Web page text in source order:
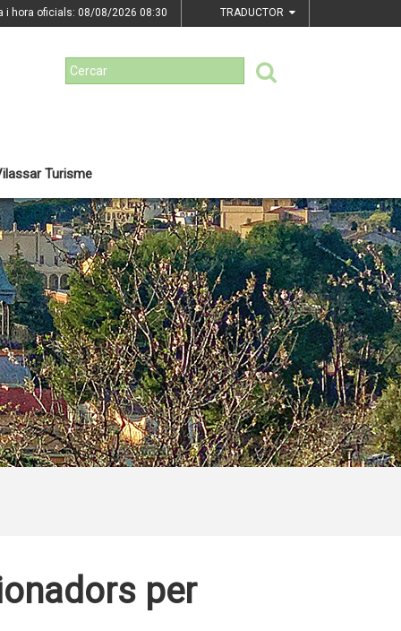
i hora oficials: 08/08/2026 08:30 TRADUCTOR
Turisme
per